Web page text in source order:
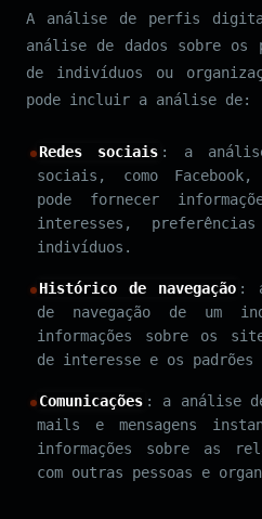
A análise de perfis
análise de dados sobre os
de indivíduos ou
pode incluir a análise de:
Redes sociais : a
sociais, como
pode fornecer
interesses,
indivíduos.
Histórico de navegação :
de navegação de um
informações sobre os
de interesse e os padrões
Comunicações : a análise
mails e mensagens
informações sobre as
com outras pessoas e